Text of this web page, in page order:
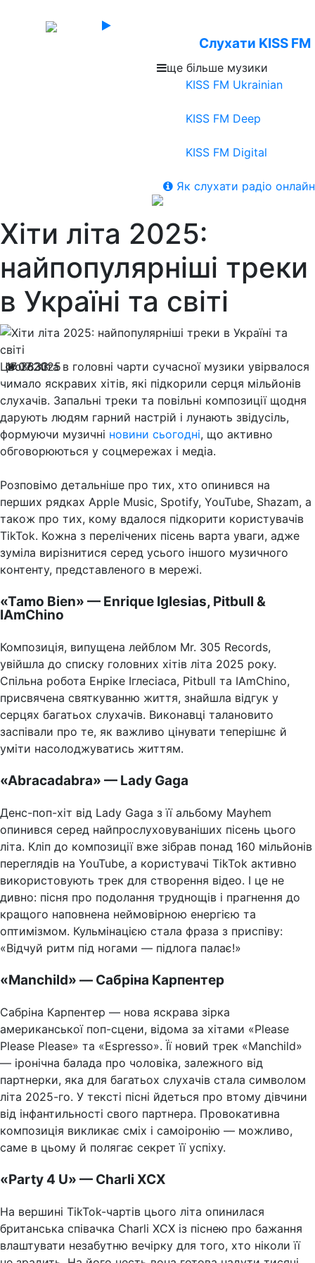
Слухати KISS FM
ще більше музики
KISS FM Ukrainian
KISS FM Deep
KISS FM Digital
Як слухати радіо онлайн
Хіти літа 2025:
найпопулярніші треки
в Україні та світі
17.07.2025
3833
Цього літа в головні чарти сучасної музики увірвалося
чимало яскравих хітів, які підкорили серця мільйонів
слухачів. Запальні треки та повільні композиції щодня
дарують людям гарний настрій і лунають звідусіль,
формуючи музичні новини сьогодні, що активно
обговорюються у соцмережах і медіа.
Розповімо детальніше про тих, хто опинився на
перших рядках Apple Music, Spotify, YouTube, Shazam, а
також про тих, кому вдалося підкорити користувачів
TikTok. Кожна з перелічених пісень варта уваги, адже
зуміла вирізнитися серед усього іншого музичного
контенту, представленого в мережі.
«Tamo Bien» — Enrique Iglesias, Pitbull &
IAmChino
Композиція, випущена лейблом Mr. 305 Records,
увійшла до списку головних хітів літа 2025 року.
Спільна робота Енріке Іглесіаса, Pitbull та IAmChino,
присвячена святкуванню життя, знайшла відгук у
серцях багатьох слухачів. Виконавці талановито
заспівали про те, як важливо цінувати теперішнє й
уміти насолоджуватись життям.
«Abracadabra» — Lady Gaga
Денс-поп-хіт від Lady Gaga з її альбому Mayhem
опинився серед найпрослуховуваніших пісень цього
літа. Кліп до композиції вже зібрав понад 160 мільйонів
переглядів на YouTube, а користувачі TikTok активно
використовують трек для створення відео. І це не
дивно: пісня про подолання труднощів і прагнення до
кращого наповнена неймовірною енергією та
оптимізмом. Кульмінацією стала фраза з приспіву:
«Відчуй ритм під ногами — підлога палає!»
«Manchild» — Сабріна Карпентер
Сабріна Карпентер — нова яскрава зірка
американської поп-сцени, відома за хітами «Please
Please Please» та «Espresso». Її новий трек «Manchild»
— іронічна балада про чоловіка, залежного від
партнерки, яка для багатьох слухачів стала символом
літа 2025-го. У тексті пісні йдеться про втому дівчини
від інфантильності свого партнера. Провокативна
композиція викликає сміх і самоіронію — можливо,
саме в цьому й полягає секрет її успіху.
«Party 4 U» — Charli XCX
На вершині TikTok-чартів цього літа опинилася
британська співачка Charli XCX із піснею про бажання
влаштувати незабутню вечірку для того, хто ніколи її